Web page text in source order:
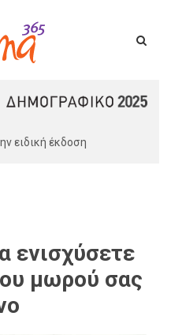
ειδική έκδοση
ενισχύσετε
μωρού σας